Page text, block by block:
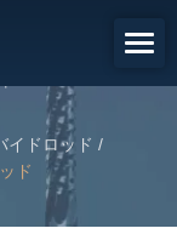
イドロッド /
ド